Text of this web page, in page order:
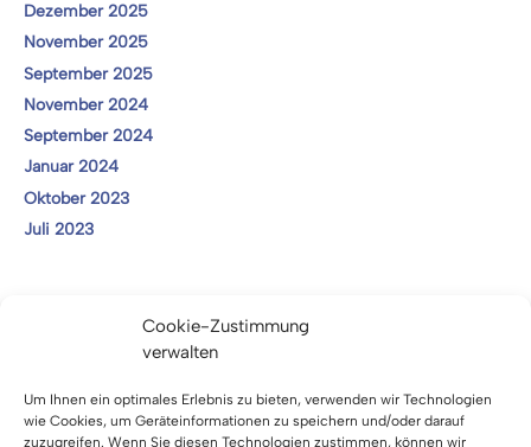
Cookie-Zustimmung
verwalten
Um Ihnen ein optimales Erlebnis zu bieten, verwenden wir Technologien
wie Cookies, um Geräteinformationen zu speichern und/oder darauf
zuzugreifen. Wenn Sie diesen Technologien zustimmen, können wir
Dezember 2025
November 2025
September 2025
November 2024
September 2024
Januar 2024
Oktober 2023
Juli 2023
Termine
Vergaben